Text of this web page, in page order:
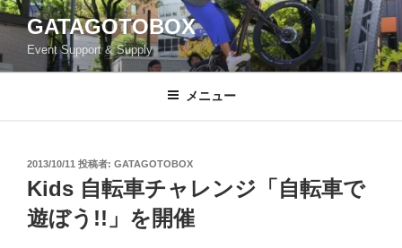
コ
ン
テ
ン
GATAGOTOBOX
Event Support & Supply
メニュー
投
稿
日:
2013/10/11 投稿者: GATAGOTOBOX
Kids 自転車チャレンジ「自転車で
遊ぼう!!」を開催